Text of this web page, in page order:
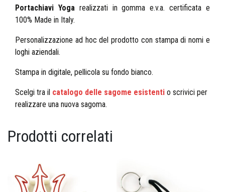
Portachiavi Yogarealizzati in gomma e.v.a. certificata e
100% Made in Italy.
Personalizzazione ad hoc del prodotto con stampa di nomi e
loghi aziendali.
Stampa in digitale, pellicola su fondo bianco.
Scelgi tra il catalogo delle sagome esistenti o scrivici per
realizzare una nuova sagoma.
Prodotti correlati